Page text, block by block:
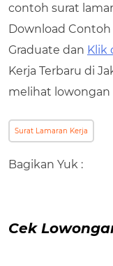
contoh surat
Download Contoh
Graduate dan Klik
Kerja Terbaru di
melihat lowongan
Surat Lamaran Kerja
Bagikan Yuk :
Cek